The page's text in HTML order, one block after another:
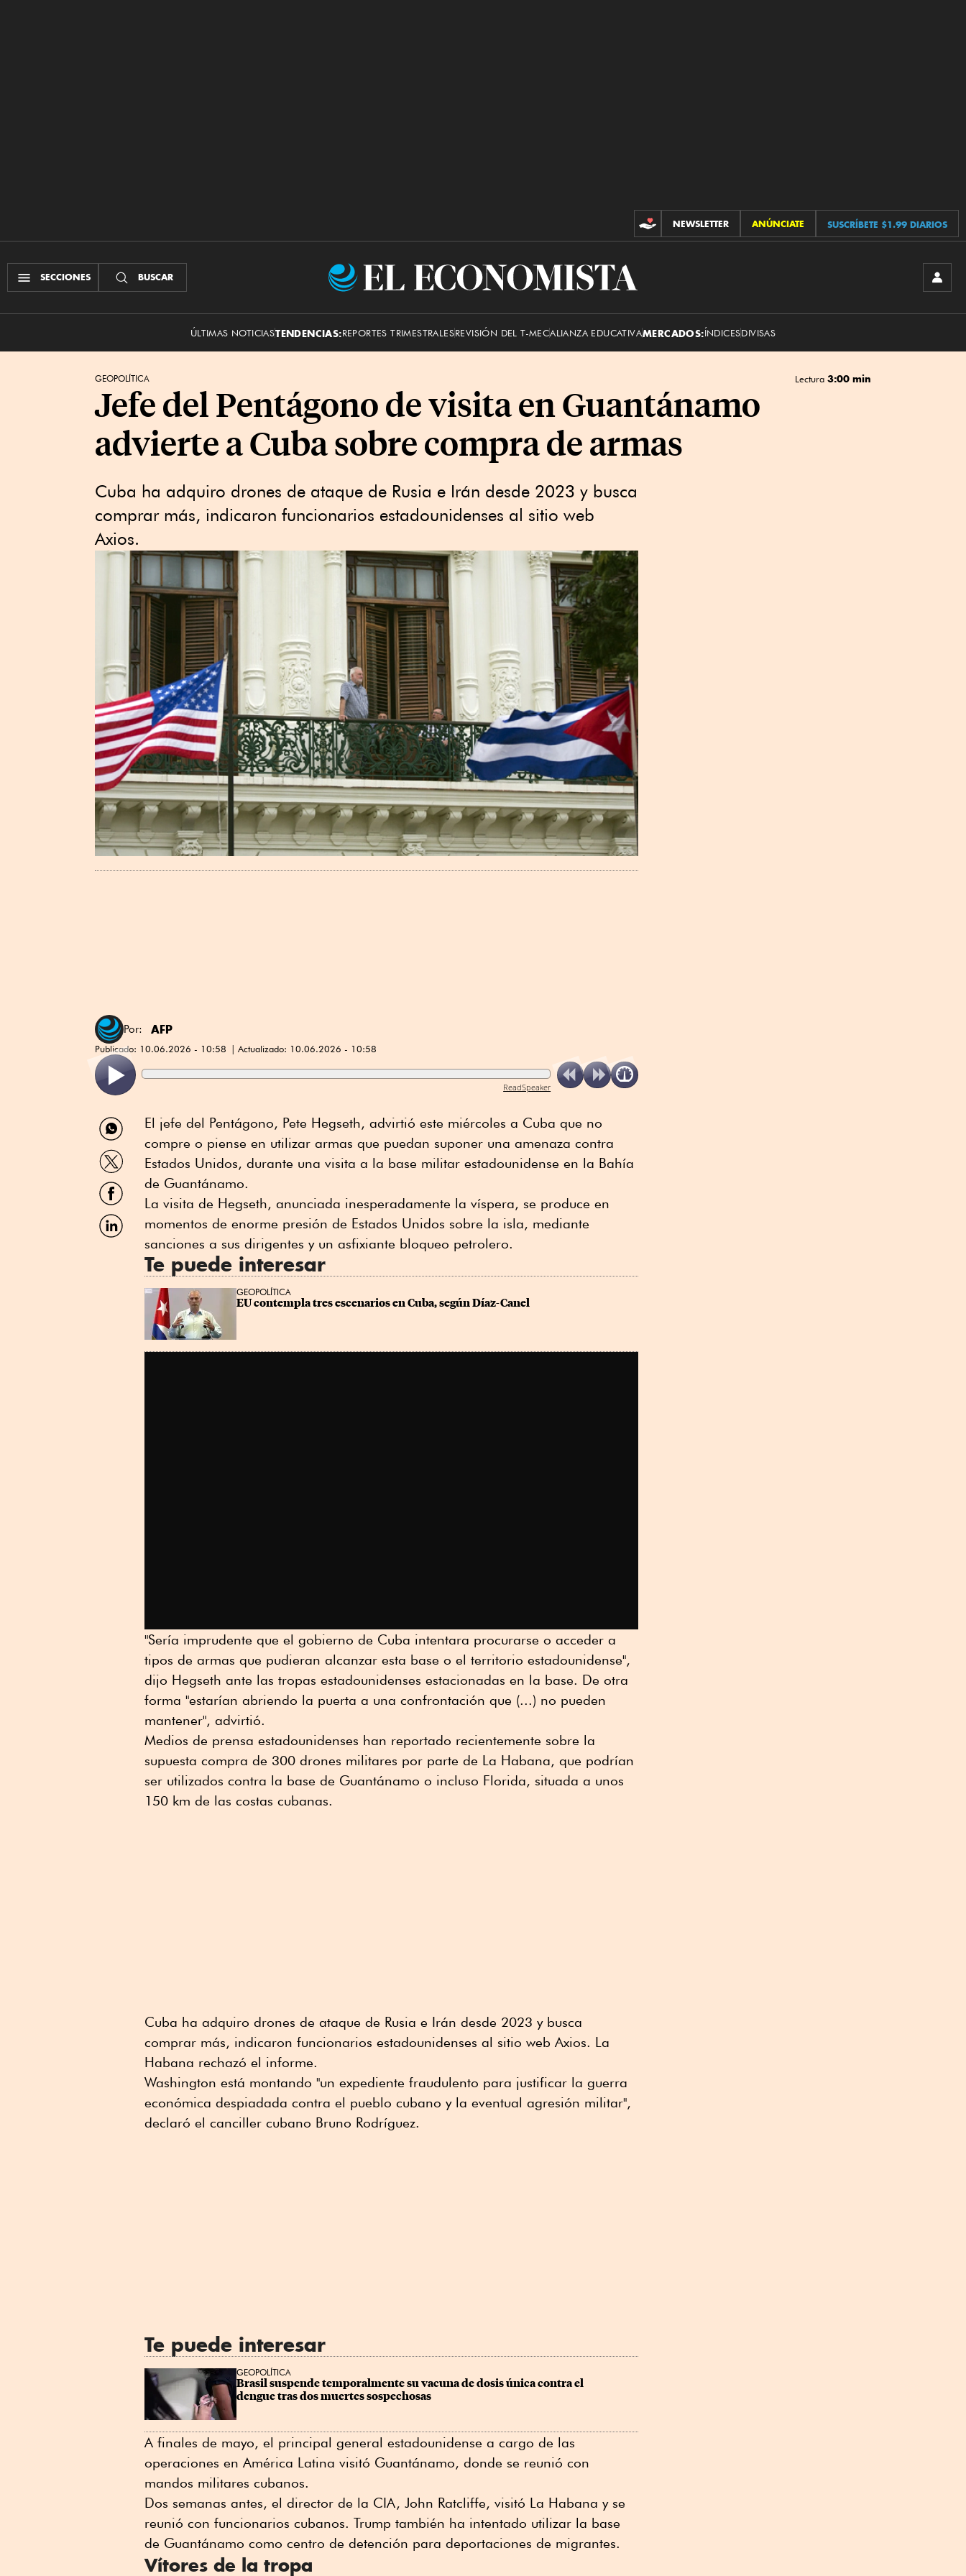
CONTRIBUCIONES
NEWSLETTER ANÚNCIATE SUSCRÍBETE $1.99 DIARIOS
SECCIONES BUSCAR
El
ÚLTIMAS NOTICIASTENDENCIAS:REPORTES TRIMESTRALESREVISIÓN DEL T-MECALIANZA EDUCATIVAMERCADOS:ÍNDICESDIVISAS
GEOPOLÍTICA Lectura 3:00 min
Jefe del Pentágono de visita en Guantánamo
advierte a Cuba sobre compra de armas
Cuba ha adquiro drones de ataque de Rusia e Irán desde 2023 y busca
comprar más, indicaron funcionarios estadounidenses al sitio web
Axios.
Por: AFP
Publicado: 10.06.2026 - 10:58 Actualizado: 10.06.2026 - 10:58
ReadSpeaker
Compartir
por
WhatsApp
Compartir
por
Twitter
Compartir
por
Facebook
Compartir
por
El jefe del Pentágono, Pete Hegseth, advirtió este miércoles a Cuba que no
compre o piense en utilizar armas que puedan suponer una amenaza contra
Estados Unidos, durante una visita a la base militar estadounidense en la Bahía
de Guantánamo.
La visita de Hegseth, anunciada inesperadamente la víspera, se produce en
momentos de enorme presión de Estados Unidos sobre la isla, mediante
sanciones a sus dirigentes y un asfixiante bloqueo petrolero.
Te puede interesar
GEOPOLÍTICA
EU contempla tres escenarios en Cuba, según Díaz-Canel
"Sería imprudente que el gobierno de Cuba intentara procurarse o acceder a
tipos de armas que pudieran alcanzar esta base o el territorio estadounidense",
dijo Hegseth ante las tropas estadounidenses estacionadas en la base. De otra
forma "estarían abriendo la puerta a una confrontación que (...) no pueden
mantener", advirtió.
Medios de prensa estadounidenses han reportado recientemente sobre la
supuesta compra de 300 drones militares por parte de La Habana, que podrían
ser utilizados contra la base de Guantánamo o incluso Florida, situada a unos
150 km de las costas cubanas.
Cuba ha adquiro drones de ataque de Rusia e Irán desde 2023 y busca
comprar más, indicaron funcionarios estadounidenses al sitio web Axios. La
Habana rechazó el informe.
Washington está montando "un expediente fraudulento para justificar la guerra
económica despiadada contra el pueblo cubano y la eventual agresión militar",
declaró el canciller cubano Bruno Rodríguez.
Te puede interesar
GEOPOLÍTICA
Brasil suspende temporalmente su vacuna de dosis única contra el
dengue tras dos muertes sospechosas
A finales de mayo, el principal general estadounidense a cargo de las
operaciones en América Latina visitó Guantánamo, donde se reunió con
mandos militares cubanos.
Dos semanas antes, el director de la CIA, John Ratcliffe, visitó La Habana y se
reunió con funcionarios cubanos. Trump también ha intentado utilizar la base
de Guantánamo como centro de detención para deportaciones de migrantes.
Vítores de la tropa